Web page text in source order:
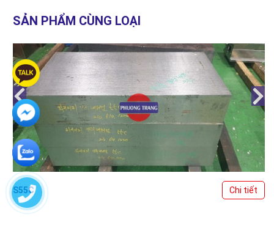
SẢN PHẨM CÙNG LOẠI
S55C Chi tiết